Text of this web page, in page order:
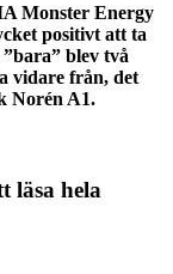
Monster Energy
positivt att ta
blev två
vidare från, det
Norén A1.
läsa hela